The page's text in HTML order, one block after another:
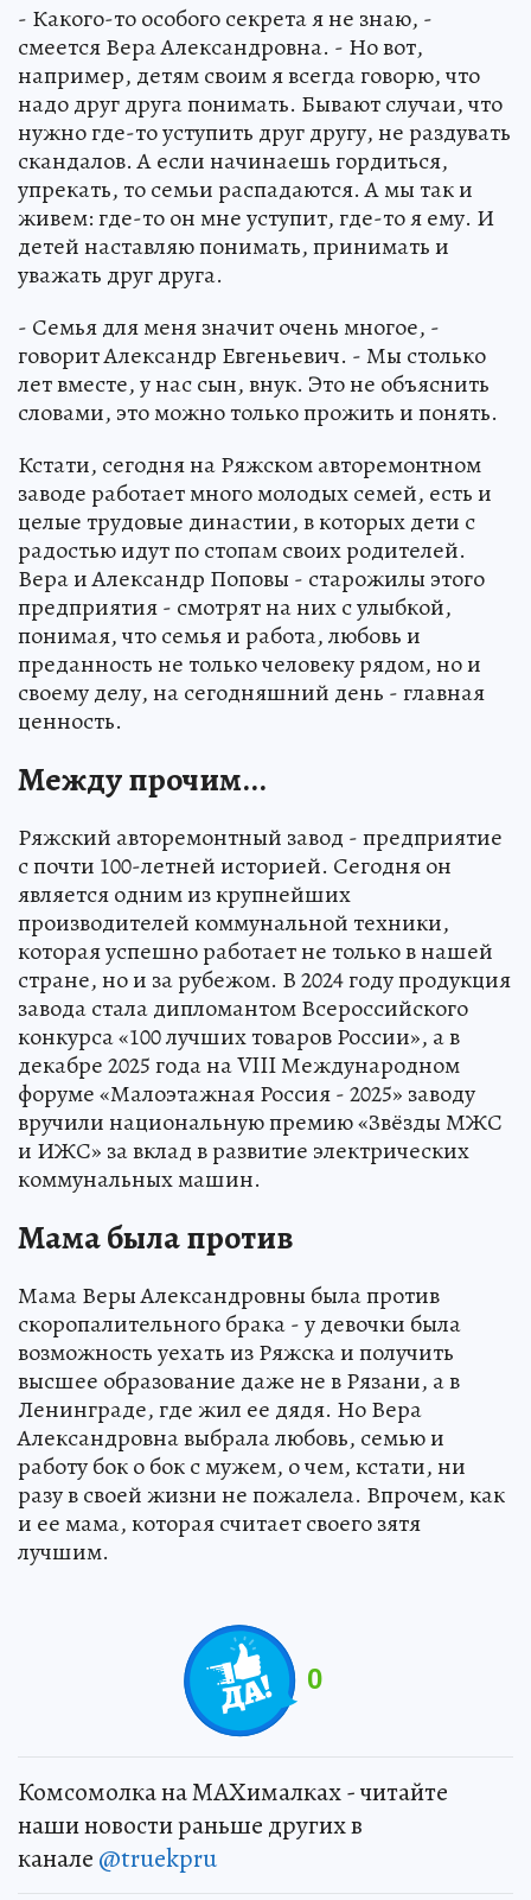
- Какого-то особого секрета я не знаю, -
смеется Вера Александровна. - Но вот,
например, детям своим я всегда говорю, что
надо друг друга понимать. Бывают случаи, что
нужно где-то уступить друг другу, не раздувать
скандалов. А если начинаешь гордиться,
упрекать, то семьи распадаются. А мы так и
живем: где-то он мне уступит, где-то я ему. И
детей наставляю понимать, принимать и
уважать друг друга.
- Семья для меня значит очень многое, -
говорит Александр Евгеньевич. - Мы столько
лет вместе, у нас сын, внук. Это не объяснить
словами, это можно только прожить и понять.
Кстати, сегодня на Ряжском авторемонтном
заводе работает много молодых семей, есть и
целые трудовые династии, в которых дети с
радостью идут по стопам своих родителей.
Вера и Александр Поповы - старожилы этого
предприятия - смотрят на них с улыбкой,
понимая, что семья и работа, любовь и
преданность не только человеку рядом, но и
своему делу, на сегодняшний день - главная
ценность.
Между прочим...
Ряжский авторемонтный завод - предприятие
с почти 100-летней историей. Сегодня он
является одним из крупнейших
производителей коммунальной техники,
которая успешно работает не только в нашей
стране, но и за рубежом. В 2024 году продукция
завода стала дипломантом Всероссийского
конкурса «100 лучших товаров России», а в
декабре 2025 года на VIII Международном
форуме «Малоэтажная Россия - 2025» заводу
вручили национальную премию «Звёзды МЖС
и ИЖС» за вклад в развитие электрических
коммунальных машин.
Мама была против
Мама Веры Александровны была против
скоропалительного брака - у девочки была
возможность уехать из Ряжска и получить
высшее образование даже не в Рязани, а в
Ленинграде, где жил ее дядя. Но Вера
Александровна выбрала любовь, семью и
работу бок о бок с мужем, о чем, кстати, ни
разу в своей жизни не пожалела. Впрочем, как
и ее мама, которая считает своего зятя
лучшим.
0
Комсомолка на MAXималках - читайте
наши новости раньше других в
канале @truekpru